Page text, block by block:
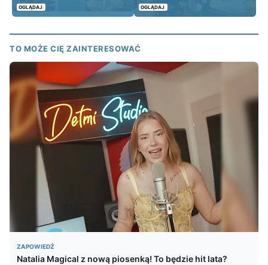
OGLĄDAJ OGLĄDAJ
TO MOŻE CIĘ ZAINTERESOWAĆ
ZAPOWIEDŹ
Natalia Magical z nową piosenką! To będzie hit lata?